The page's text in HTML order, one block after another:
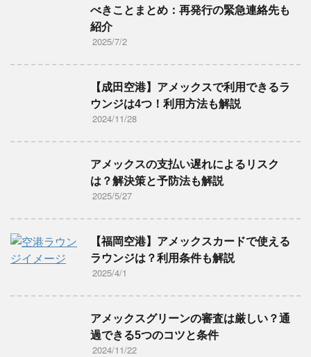
べきことまとめ：再発行の緊急連絡先も
紹介
2025/7/2
【成田空港】アメックスで利用できるラ
ウンジは4つ！利用方法も解説
2024/11/28
アメックスの支払い遅れによるリスク
は？解決策と予防法も解説
2025/5/27
【福岡空港】アメックスカードで使える
ラウンジは？利用条件も解説
2025/4/1
アメックスグリーンの審査は厳しい？通
過できる5つのコツと条件
2024/11/22